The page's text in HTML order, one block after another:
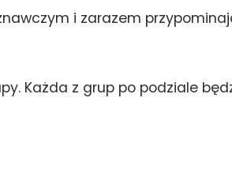
i zarazem
Każda z grup po podziale